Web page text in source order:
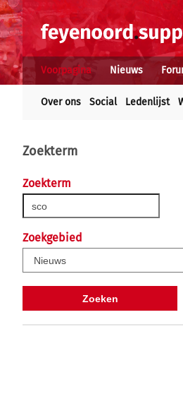
Voorpagina Nieuws
Over ons Social Ledenlijst
Zoekterm
Zoekterm
Zoekgebied